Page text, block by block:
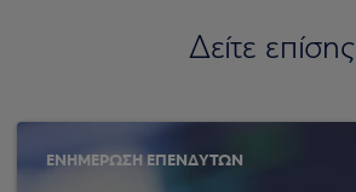
Δείτε επίσης
ΕΝΗΜΕΡΩΣΗ ΕΠΕΝΔΥΤΩΝ